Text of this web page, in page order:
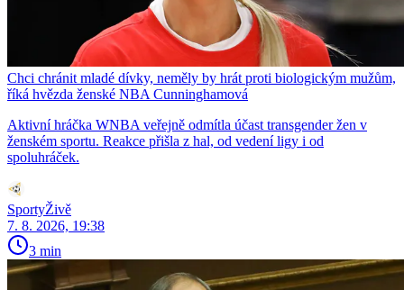
Chci chránit mladé dívky, neměly by hrát proti biologickým mužům,
říká hvězda ženské NBA Cunninghamová
Aktivní hráčka WNBA veřejně odmítla účast transgender žen v
ženském sportu. Reakce přišla z hal, od vedení ligy i od
spoluhráček.
SportyŽivě
7. 8. 2026, 19:38
3 min